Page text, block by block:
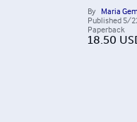
By Maria
Published 5/
Paperback
18.50